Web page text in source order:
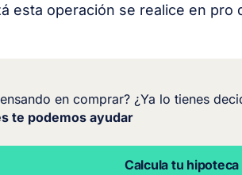
esta operación se realice en pro
en comprar? ¿Ya lo tienes
te podemos ayudar
Calcula tu hipoteca